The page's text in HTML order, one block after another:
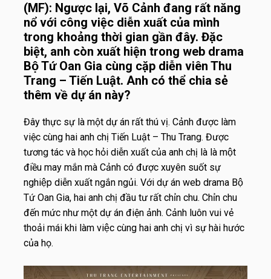
(MF): Ngược lại, Võ Cảnh đang rất năng
nổ với công việc diễn xuất của mình
trong khoảng thời gian gần đây. Đặc
biệt, anh còn xuất hiện trong web drama
Bộ Tứ Oan Gia cùng cặp diễn viên Thu
Trang – Tiến Luật. Anh có thể chia sẻ
thêm về dự án này?
Đây thực sự là một dự án rất thú vị. Cảnh được làm
việc cùng hai anh chị Tiến Luật – Thu Trang. Được
tương tác và học hỏi diễn xuất của anh chị là là một
điều may mắn mà Cảnh có được xuyên suốt sự
nghiệp diễn xuất ngắn ngủi. Với dự án web drama Bộ
Tứ Oan Gia, hai anh chị đầu tư rất chỉn chu. Chỉn chu
đến mức như một dự án điện ảnh. Cảnh luôn vui vẻ
thoải mái khi làm việc cùng hai anh chị vì sự hài hước
của họ.